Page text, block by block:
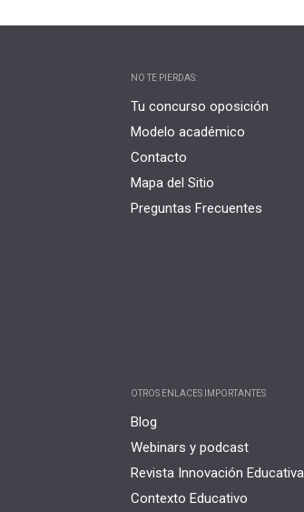
NO TE PIERDAS:
Tu concurso oposición
Modelo académico
Contacto
Mapa del Sitio
Preguntas Frecuentes
OTROS ENLACES IMPORTANTES
Blog
Webinars y podcast
Revista Innovación Educativa
Contexto Educativo